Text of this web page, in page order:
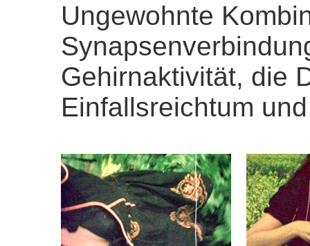
Ungewohnte
Gehirnaktivität, die
Einfallsreichtum